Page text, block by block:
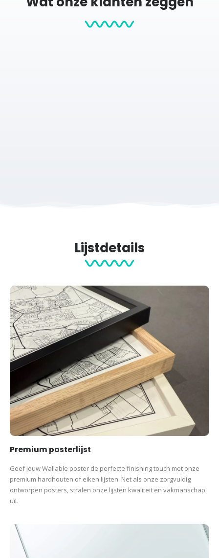
Lijstdetails
Premium posterlijst
Geef jouw Wallable poster de perfecte finishing touch met onze
premium hardhouten of eiken lijsten. Net als onze zorgvuldig
ontworpen posters, stralen onze lijsten kwaliteit en vakmanschap
uit.